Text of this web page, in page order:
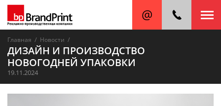
Главная / Новости /
ДИЗАЙН И ПРОИЗВОДСТВО
НОВОГОДНЕЙ УПАКОВКИ
19.11.2024